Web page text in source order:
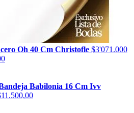
Oh 40 Cm Christofle $3'071.000
Babilonia 16 Cm Ivv